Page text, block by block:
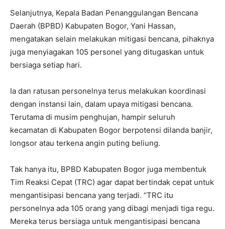
Selanjutnya, Kepala Badan Penanggulangan Bencana
Daerah (BPBD) Kabupaten Bogor, Yani Hassan,
mengatakan selain melakukan mitigasi bencana, pihaknya
juga menyiagakan 105 personel yang ditugaskan untuk
bersiaga setiap hari.
Ia dan ratusan personelnya terus melakukan koordinasi
dengan instansi lain, dalam upaya mitigasi bencana.
Terutama di musim penghujan, hampir seluruh
kecamatan di Kabupaten Bogor berpotensi dilanda banjir,
longsor atau terkena angin puting beliung.
Tak hanya itu, BPBD Kabupaten Bogor juga membentuk
Tim Reaksi Cepat (TRC) agar dapat bertindak cepat untuk
mengantisipasi bencana yang terjadi. “TRC itu
personelnya ada 105 orang yang dibagi menjadi tiga regu.
Mereka terus bersiaga untuk mengantisipasi bencana